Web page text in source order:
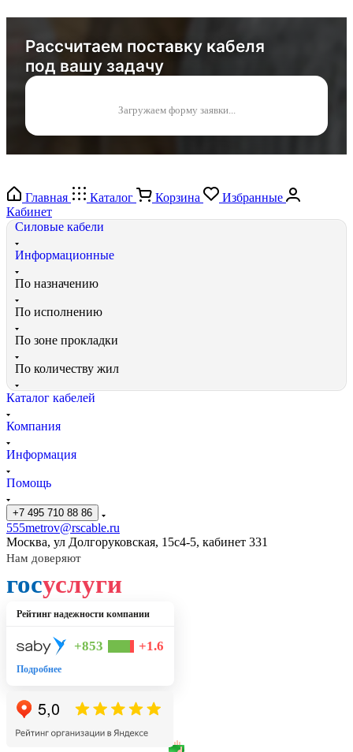
Рассчитаем поставку кабеля
под вашу задачу
Загружаем форму заявки...
Главная Каталог Корзина
Избранные
Кабинет
Силовые кабели
Информационные
По назначению
По исполнению
По зоне прокладки
По количеству жил
Каталог кабелей
Компания
Информация
Помощь
+7 495 710 88 86
555metrov@rscable.ru
Москва, ул Долгоруковская, 15с4-5, кабинет 331
Нам доверяют
госуслуги
Рейтинг надежности компании
+853 +1.6
Подробнее